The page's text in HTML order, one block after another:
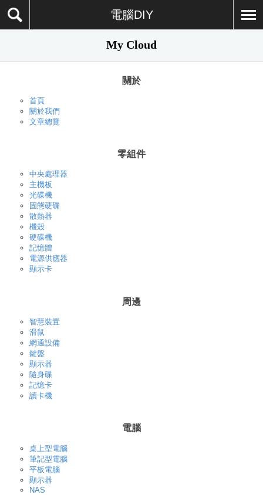
電腦DIY
My Cloud
關於
首頁
關於我們
文章總覽
零組件
中央處理器
主機板
光碟機
固態硬碟
散熱器
機殼
硬碟機
記憶體
電源供應器
顯示卡
周邊
智慧裝置
滑鼠
網通設備
鍵盤
顯示器
隨身碟
記憶卡
讀卡機
電腦
桌上型電腦
筆記型電腦
平板電腦
顯示器
NAS